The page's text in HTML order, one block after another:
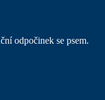
odpočinek se psem.